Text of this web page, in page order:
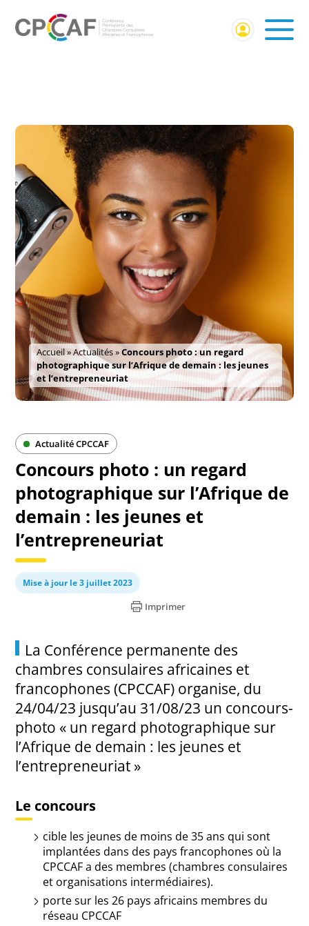
Accueil»Actualités»Concours photo : un regard
photographique sur l’Afrique de demain : les jeunes
et l’entrepreneuriat
Actualité CPCCAF
Concours photo : un regard
photographique sur l’Afrique de
demain : les jeunes et
l’entrepreneuriat
Mise à jour le 3 juillet 2023
Imprimer
La Conférence permanente des
chambres consulaires africaines et
francophones (CPCCAF) organise, du
24/04/23 jusqu’au 31/08/23 un concours-
photo « un regard photographique sur
l’Afrique de demain : les jeunes et
l’entrepreneuriat »
Le concours
cible les jeunes de moins de 35 ans qui sont
implantées dans des pays francophones où la
CPCCAF a des membres (chambres consulaires
et organisations intermédiaires).
porte sur les26 pays africains membres du
réseau CPCCAF